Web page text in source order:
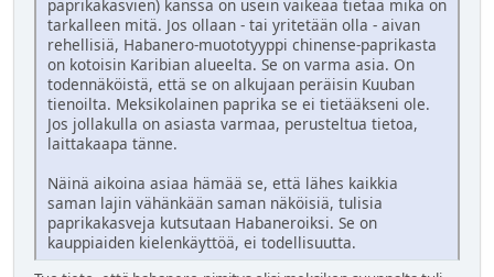
paprikakasvien) kanssa on usein vaikeaa tietää mikä on
tarkalleen mitä. Jos ollaan - tai yritetään olla - aivan
rehellisiä, Habanero-muototyyppi chinense-paprikasta
on kotoisin Karibian alueelta. Se on varma asia. On
todennäköistä, että se on alkujaan peräisin Kuuban
tienoilta. Meksikolainen paprika se ei tietääkseni ole.
Jos jollakulla on asiasta varmaa, perusteltua tietoa,
laittakaapa tänne.
Näinä aikoina asiaa hämää se, että lähes kaikkia
saman lajin vähänkään saman näköisiä, tulisia
paprikakasveja kutsutaan Habaneroiksi. Se on
kauppiaiden kielenkäyttöä, ei todellisuutta.